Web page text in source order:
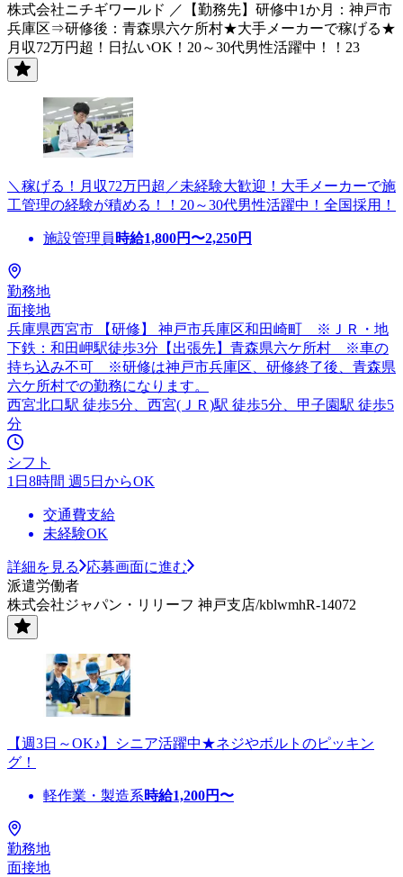
株式会社ニチギワールド ／【勤務先】研修中1か月：神戸市
兵庫区⇒研修後：青森県六ケ所村★大手メーカーで稼げる★
月収72万円超！日払いOK！20～30代男性活躍中！！23
＼稼げる！月収72万円超／未経験大歓迎！大手メーカーで施
工管理の経験が積める！！20～30代男性活躍中！全国採用！
施設管理員 時給1,800円〜2,250円
勤務地
面接地
兵庫県西宮市 【研修】 神戸市兵庫区和田崎町 ※ＪＲ・地
下鉄：和田岬駅徒歩3分【出張先】青森県六ケ所村 ※車の
持ち込み不可 ※研修は神戸市兵庫区、研修終了後、青森県
六ケ所村での勤務になります。
西宮北口駅 徒歩5分、西宮(ＪＲ)駅 徒歩5分、甲子園駅 徒歩5
分
シフト
1日8時間 週5日からOK
交通費支給
未経験OK
詳細を見る
応募画面に進む
派遣労働者
株式会社ジャパン・リリーフ 神戸支店/kblwmhR-14072
【週3日～OK♪】シニア活躍中★ネジやボルトのピッキン
グ！
軽作業・製造系時給1,200円〜
勤務地
面接地